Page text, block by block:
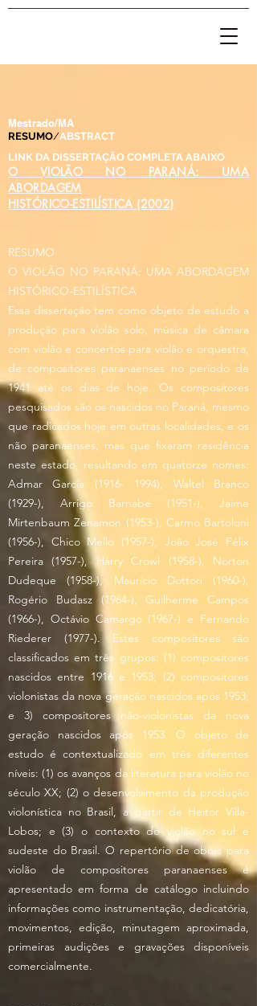
Mestrado/MA
RESUMO/ABSTRACT
LINK DA DISSERTAÇÃO COMPLETA ABAIXO
O VIOLÃO NO PARANÁ: UMA
ABORDAGEM
HISTÓRICO-ESTILÍSTICA (2002)
RESUMO
O VIOLÃO NO PARANÁ: UMA ABORDAGEM
HISTÓRICO-ESTILÍSTICA
Essa dissertação tem como objeto de estudo a
produção para violão solo, música de câmara
com violão e concertos para violão e orquestra,
de compositores paranaenses no período de
1941 até os dias de hoje. Os compositores
pesquisados são os nascidos no Paraná, mesmo
que radicados hoje em outras localidades, e os
não paranaenses, mas que fixaram residência
neste estado, resultando em quatorze nomes:
Admar Garcia (1916- 1994), Waltel Branco
(1929-), Arrigo Barnabé (1951-), Jaime
Mirtenbaum Zenamon (1953-), Carmo Bartoloni
(1956-), Chico Mello (1957-), João José Félix
Pereira (1957-), Harry Crowl (1958-), Norton
Dudeque (1958-), Maurício Dottori (1960-),
Rogério Budasz (1964-), Guilherme Campos
(1966-), Octávio Camargo (1967-) e Fernando
Riederer (1977-). Estes compositores são
classificados em três grupos: (1) compositores
nascidos entre 1916 e 1953; (2) compositores
violonistas da nova geração nascidos após 1953;
e 3) compositores não-violonistas da nova
geração nascidos após 1953. O objeto de
estudo é contextualizado em três diferentes
níveis: (1) os avanços da literatura para violão no
século XX; (2) o desenvolvimento da produção
violonística no Brasil, a partir de Heitor Villa-
Lobos; e (3) o contexto do violão no sul e
sudeste do Brasil. O repertório de obras para
violão de compositores paranaenses é
apresentado em forma de catálogo incluindo
informações como instrumentação, dedicatória,
movimentos, edição, minutagem aproximada,
primeiras audições e gravações disponíveis
comercialmente.